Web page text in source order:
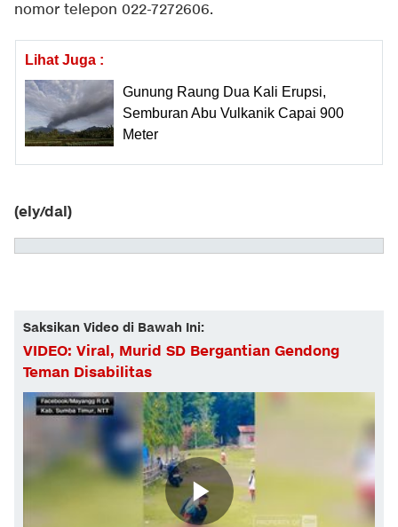
nomor telepon 022-7272606.
Lihat Juga :
Gunung Raung Dua Kali Erupsi,
Semburan Abu Vulkanik Capai 900
Meter
(ely/dal)
Saksikan Video di Bawah Ini:
VIDEO: Viral, Murid SD Bergantian Gendong
Teman Disabilitas